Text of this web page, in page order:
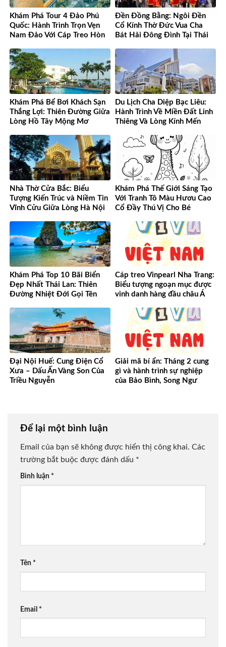
Khám Phá Tour 4 Đảo Phú
Quốc: Hành Trình Trọn Vẹn
Nam Đảo Với Cáp Treo Hòn
Đền Đồng Bằng: Ngôi Đền
Cổ Kính Thờ Đức Vua Cha
Bát Hải Đông Đình Tại Thái
Khám Phá Bể Bơi Khách Sạn
Thắng Lợi: Thiên Đường Giữa
Lòng Hồ Tây Mộng Mơ
Du Lịch Cha Diệp Bạc Liêu:
Hành Trình Về Miền Đất Linh
Thiêng Và Lòng Kính Mến
Nhà Thờ Cửa Bắc: Biểu
Tượng Kiến Trúc và Niềm Tin
Vĩnh Cửu Giữa Lòng Hà Nội
Khám Phá Thế Giới Sáng Tạo
Với Tranh Tô Màu Hươu Cao
Cổ Đầy Thú Vị Cho Bé
Khám Phá Top 10 Bãi Biển
Đẹp Nhất Thái Lan: Thiên
Đường Nhiệt Đới Gọi Tên
Cáp treo Vinpearl Nha Trang:
Biểu tượng ngoạn mục được
vinh danh hàng đầu châu Á
Đại Nội Huế: Cung Điện Cổ
Xưa – Dấu Ấn Vàng Son Của
Triều Nguyễn
Giải mã bí ẩn: Tháng 2 cung
gì và hành trình sự nghiệp
của Bảo Bình, Song Ngư
Để lại một bình luận
Email của bạn sẽ không được hiển thị công khai. Các
trường bắt buộc được đánh dấu *
Bình luận *
Tên *
Email *